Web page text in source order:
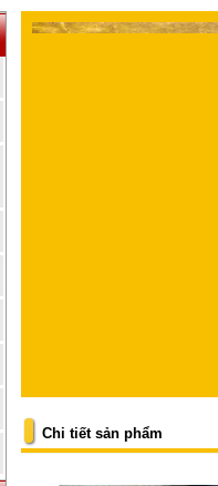
Chi tiết sản phẩm